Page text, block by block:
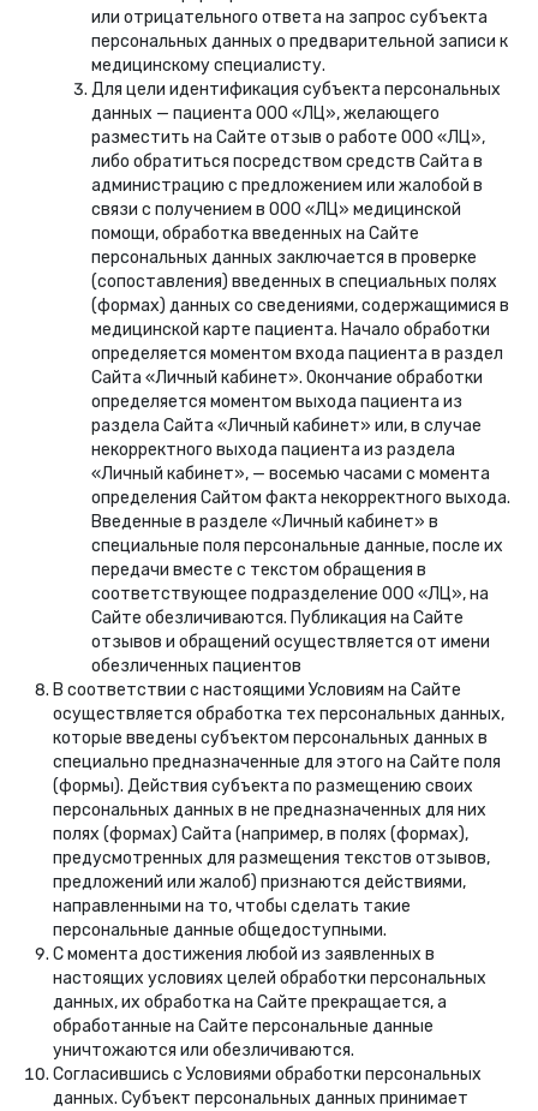
или отрицательного ответа на запрос субъекта
персональных данных о предварительной записи к
медицинскому специалисту.
Для цели идентификация субъекта персональных
данных — пациента ООО «ЛЦ», желающего
разместить на Сайте отзыв о работе ООО «ЛЦ»,
либо обратиться посредством средств Сайта в
администрацию с предложением или жалобой в
связи с получением в ООО «ЛЦ» медицинской
помощи, обработка введенных на Сайте
персональных данных заключается в проверке
(сопоставления) введенных в специальных полях
(формах) данных со сведениями, содержащимися в
медицинской карте пациента. Начало обработки
определяется моментом входа пациента в раздел
Сайта «Личный кабинет». Окончание обработки
определяется моментом выхода пациента из
раздела Сайта «Личный кабинет» или, в случае
некорректного выхода пациента из раздела
«Личный кабинет», — восемью часами с момента
определения Сайтом факта некорректного выхода.
Введенные в разделе «Личный кабинет» в
специальные поля персональные данные, после их
передачи вместе с текстом обращения в
соответствующее подразделение ООО «ЛЦ», на
Сайте обезличиваются. Публикация на Сайте
отзывов и обращений осуществляется от имени
обезличенных пациентов
В соответствии с настоящими Условиям на Сайте
осуществляется обработка тех персональных данных,
которые введены субъектом персональных данных в
специально предназначенные для этого на Сайте поля
(формы). Действия субъекта по размещению своих
персональных данных в не предназначенных для них
полях (формах) Сайта (например, в полях (формах),
предусмотренных для размещения текстов отзывов,
предложений или жалоб) признаются действиями,
направленными на то, чтобы сделать такие
персональные данные общедоступными.
С момента достижения любой из заявленных в
настоящих условиях целей обработки персональных
данных, их обработка на Сайте прекращается, а
обработанные на Сайте персональные данные
уничтожаются или обезличиваются.
Согласившись с Условиями обработки персональных
данных. Субъект персональных данных принимает